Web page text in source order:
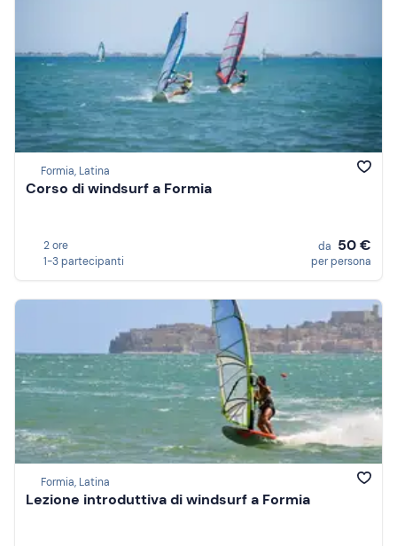
Formia, Latina
Corso di windsurf a Formia
2 ore
1-3 partecipanti
da 50 €
per persona
Formia, Latina
Lezione introduttiva di windsurf a Formia